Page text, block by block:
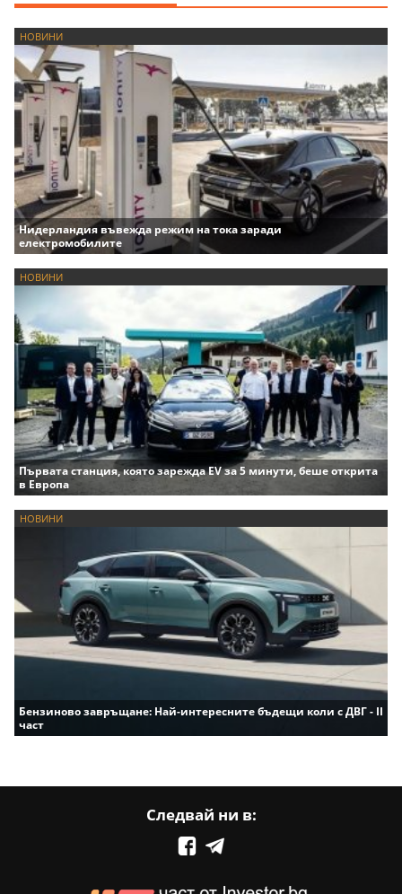
НОВИНИ
Нидерландия въвежда режим на тока заради
електромобилите
НОВИНИ
Първата станция, която зарежда EV за 5 минути, беше открита
в Европа
НОВИНИ
Бензиново завръщане: Най-интересните бъдещи коли с ДВГ - II
част
Следвай ни в: